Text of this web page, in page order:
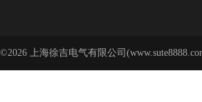
©2026 上海徐吉电气有限公司